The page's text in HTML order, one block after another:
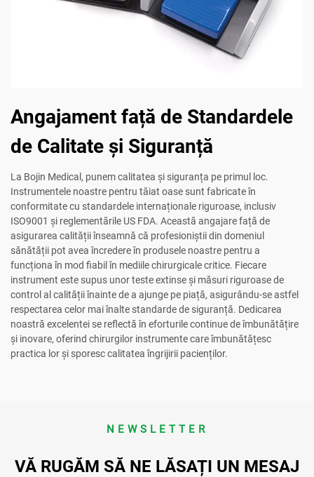
Angajament față de Standardele
de Calitate și Siguranță
La Bojin Medical, punem calitatea și siguranța pe primul loc.
Instrumentele noastre pentru tăiat oase sunt fabricate în
conformitate cu standardele internaționale riguroase, inclusiv
ISO9001 și reglementările US FDA. Această angajare față de
asigurarea calității înseamnă că profesioniștii din domeniul
sănătății pot avea încredere în produsele noastre pentru a
funcționa în mod fiabil în mediile chirurgicale critice. Fiecare
instrument este supus unor teste extinse și măsuri riguroase de
control al calității înainte de a ajunge pe piață, asigurându-se astfel
respectarea celor mai înalte standarde de siguranță. Dedicarea
noastră excelentei se reflectă în eforturile continue de îmbunătățire
și inovare, oferind chirurgilor instrumente care îmbunătățesc
practica lor și sporesc calitatea îngrijirii pacienților.
NEWSLETTER
VĂ RUGĂM SĂ NE LĂSAȚI UN MESAJ